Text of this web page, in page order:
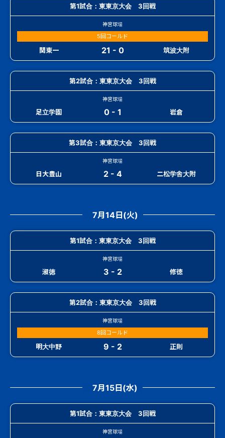
第1試合：東東京大会 3回戦
神宮球場
5回コールド
関東一 21 - 0 筑波大附
第2試合：東東京大会 3回戦
神宮球場
足立学園 0 - 1 岩倉
第3試合：東東京大会 3回戦
神宮球場
日大豊山 2 - 4 二松学舎大附
7月14日(火)
第1試合：東東京大会 3回戦
神宮球場
淑徳 3 - 2 修徳
第2試合：東東京大会 3回戦
神宮球場
8回コールド
明大中野 9 - 2 正則
7月15日(水)
第1試合：東東京大会 3回戦
神宮球場